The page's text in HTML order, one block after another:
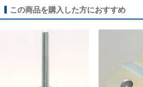
この商品を購入した方におすすめ